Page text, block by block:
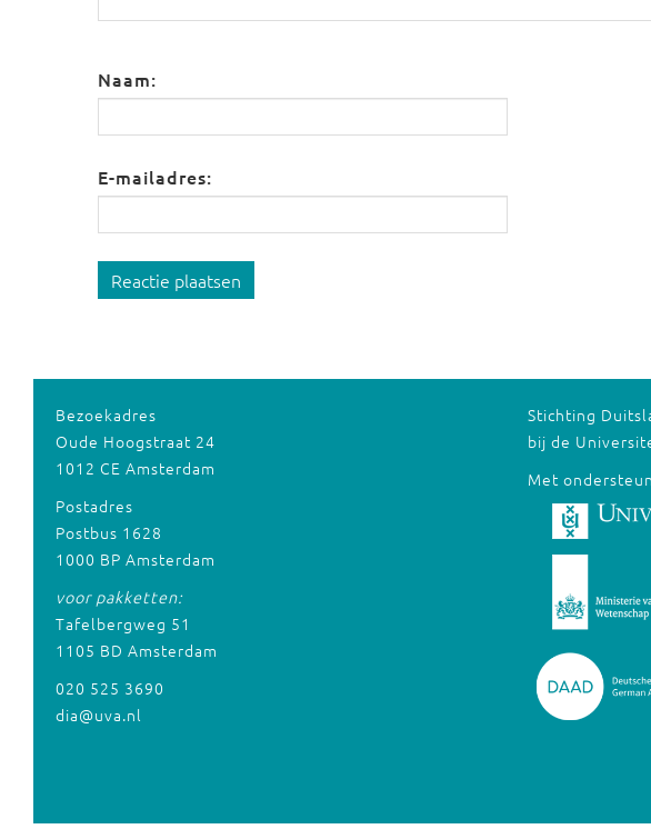
Naam:
E-mailadres:
Reactie plaatsen
Bezoekadres
Oude Hoogstraat 24
1012 CE Amsterdam
Postadres
Postbus 1628
1000 BP Amsterdam
voor pakketten:
Tafelbergweg 51
1105 BD Amsterdam
020 525 3690
dia@uva.nl
Stichting
bij de
Met